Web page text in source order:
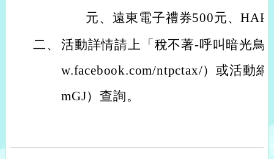
元、遠東電子禮券500元、
二、 活動詳情請上「稅不著-呼叫暗光鳥
w.facebook.com/ntpctax/）或活動
mGJ）查詢。